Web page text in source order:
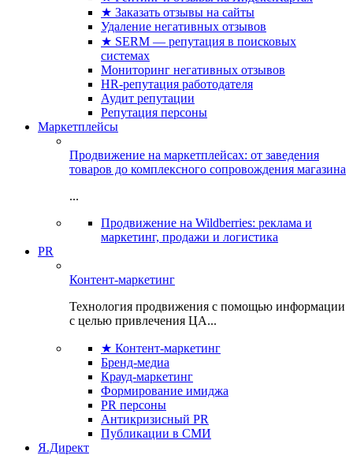
★ Заказать отзывы на сайты
Удаление негативных отзывов
★ SERM — репутация в поисковых
системах
Мониторинг негативных отзывов
HR-репутация работодателя
Аудит репутации
Репутация персоны
Маркетплейсы
Продвижение на маркетплейсах: от заведения
товаров до комплексного сопровождения магазина
...
Продвижение на Wildberries: реклама и
маркетинг, продажи и логистика
PR
Контент-маркетинг
Технология продвижения с помощью информации
с целью привлечения ЦА...
★ Контент-маркетинг
Бренд-медиа
Крауд-маркетинг
Формирование имиджа
PR персоны
Антикризисный PR
Публикации в СМИ
Я.Директ